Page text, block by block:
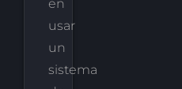
en
usar
un
sistema